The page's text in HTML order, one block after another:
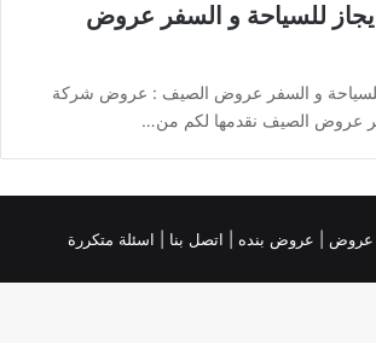
للسياحة و السفر عروض
و السفر عروض الصيف : عروض شركة
عروض الصيف نقدمها لكم من…
عروض عروض بنده | اتصل بنا | اسئلة متكررة